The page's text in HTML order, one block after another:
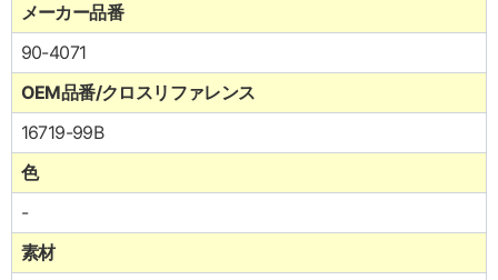
メーカー品番
90-4071
OEM品番/クロスリファレンス
16719-99B
色
-
素材